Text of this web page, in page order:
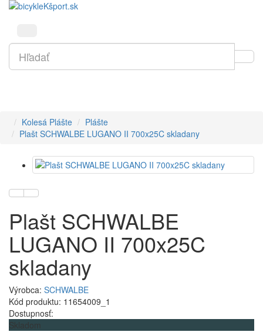
Kolesá Plášte
Plášte
Plašt SCHWALBE LUGANO II 700x25C skladany
Plašt SCHWALBE
LUGANO II 700x25C
skladany
Výrobca: SCHWALBE
Kód produktu: 11654009_1
Dostupnosť:
Skladom